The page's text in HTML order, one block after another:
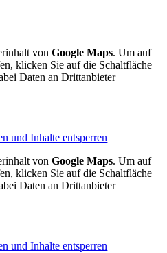
vonGoogle Maps. Um auf
klicken Sie auf die Schaltfläche
Daten an Drittanbieter
und Inhalte entsperren
vonGoogle Maps. Um auf
klicken Sie auf die Schaltfläche
Daten an Drittanbieter
und Inhalte entsperren